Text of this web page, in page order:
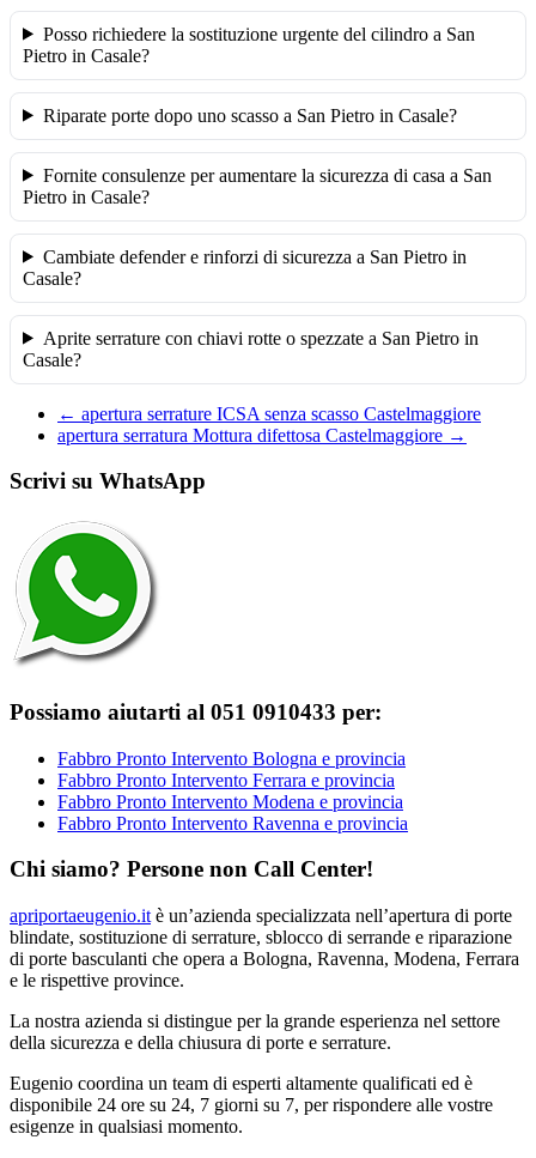
Posso richiedere la sostituzione urgente del cilindro a San
Pietro in Casale?
Riparate porte dopo uno scasso a San Pietro in Casale?
Fornite consulenze per aumentare la sicurezza di casa a San
Pietro in Casale?
Cambiate defender e rinforzi di sicurezza a San Pietro in
Casale?
Aprite serrature con chiavi rotte o spezzate a San Pietro in
Casale?
← apertura serrature ICSA senza scasso Castelmaggiore
apertura serratura Mottura difettosa Castelmaggiore →
Scrivi su WhatsApp
Possiamo aiutarti al 051 0910433 per:
Fabbro Pronto Intervento Bologna e provincia
Fabbro Pronto Intervento Ferrara e provincia
Fabbro Pronto Intervento Modena e provincia
Fabbro Pronto Intervento Ravenna e provincia
Chi siamo? Persone non Call Center!
apriportaeugenio.it è un’azienda specializzata nell’apertura di porte
blindate, sostituzione di serrature, sblocco di serrande e riparazione
di porte basculanti che opera a Bologna, Ravenna, Modena, Ferrara
e le rispettive province.
La nostra azienda si distingue per la grande esperienza nel settore
della sicurezza e della chiusura di porte e serrature.
Eugenio coordina un team di esperti altamente qualificati ed è
disponibile 24 ore su 24, 7 giorni su 7, per rispondere alle vostre
esigenze in qualsiasi momento.